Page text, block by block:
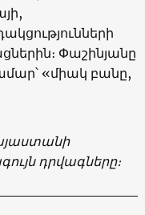
Փաշինյանը
«միակ բանը,
դրվագները։